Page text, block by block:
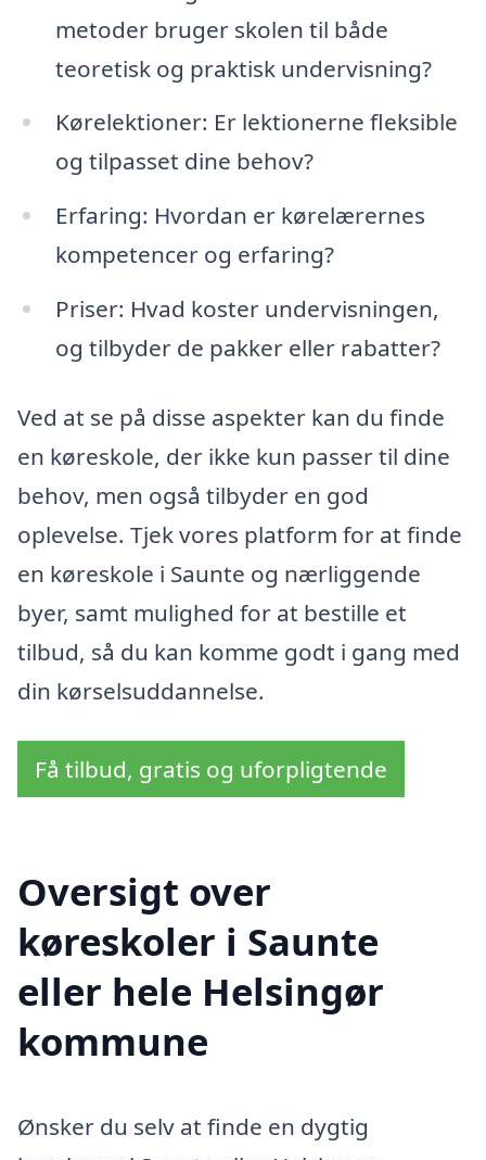
metoder bruger skolen til både
teoretisk og praktisk undervisning?
Kørelektioner: Er lektionerne fleksible
og tilpasset dine behov?
Erfaring: Hvordan er kørelærernes
kompetencer og erfaring?
Priser: Hvad koster undervisningen,
og tilbyder de pakker eller rabatter?
Ved at se på disse aspekter kan du finde
en køreskole, der ikke kun passer til dine
behov, men også tilbyder en god
oplevelse. Tjek vores platform for at finde
en køreskole i Saunte og nærliggende
byer, samt mulighed for at bestille et
tilbud, så du kan komme godt i gang med
din kørselsuddannelse.
Få tilbud, gratis og uforpligtende
Oversigt over
køreskoler i Saunte
eller hele Helsingør
kommune
Ønsker du selv at finde en dygtig